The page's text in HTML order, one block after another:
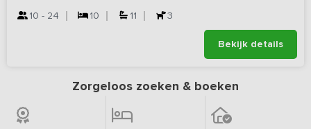
10 - 24 10 11 3
Bekijk details
Zorgeloos zoeken & boeken